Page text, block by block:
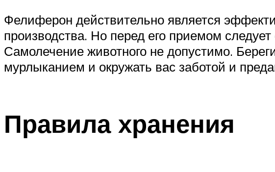
Фелиферон действительно является
производства. Но перед его приемом
Самолечение животного не допустимо.
мурлыканием и окружать вас заботой и
Правила хранения